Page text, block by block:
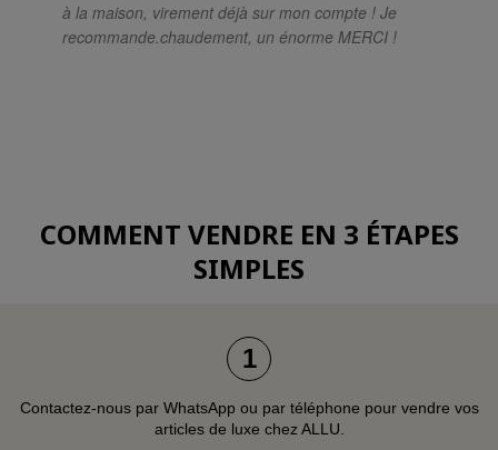
à la maison, virement déjà sur mon compte ! Je
recommande.chaudement, un énorme MERCI !
COMMENT VENDRE EN 3 ÉTAPES
SIMPLES
1
Contactez-nous par WhatsApp ou par téléphone pour vendre vos
articles de luxe chez ALLU.